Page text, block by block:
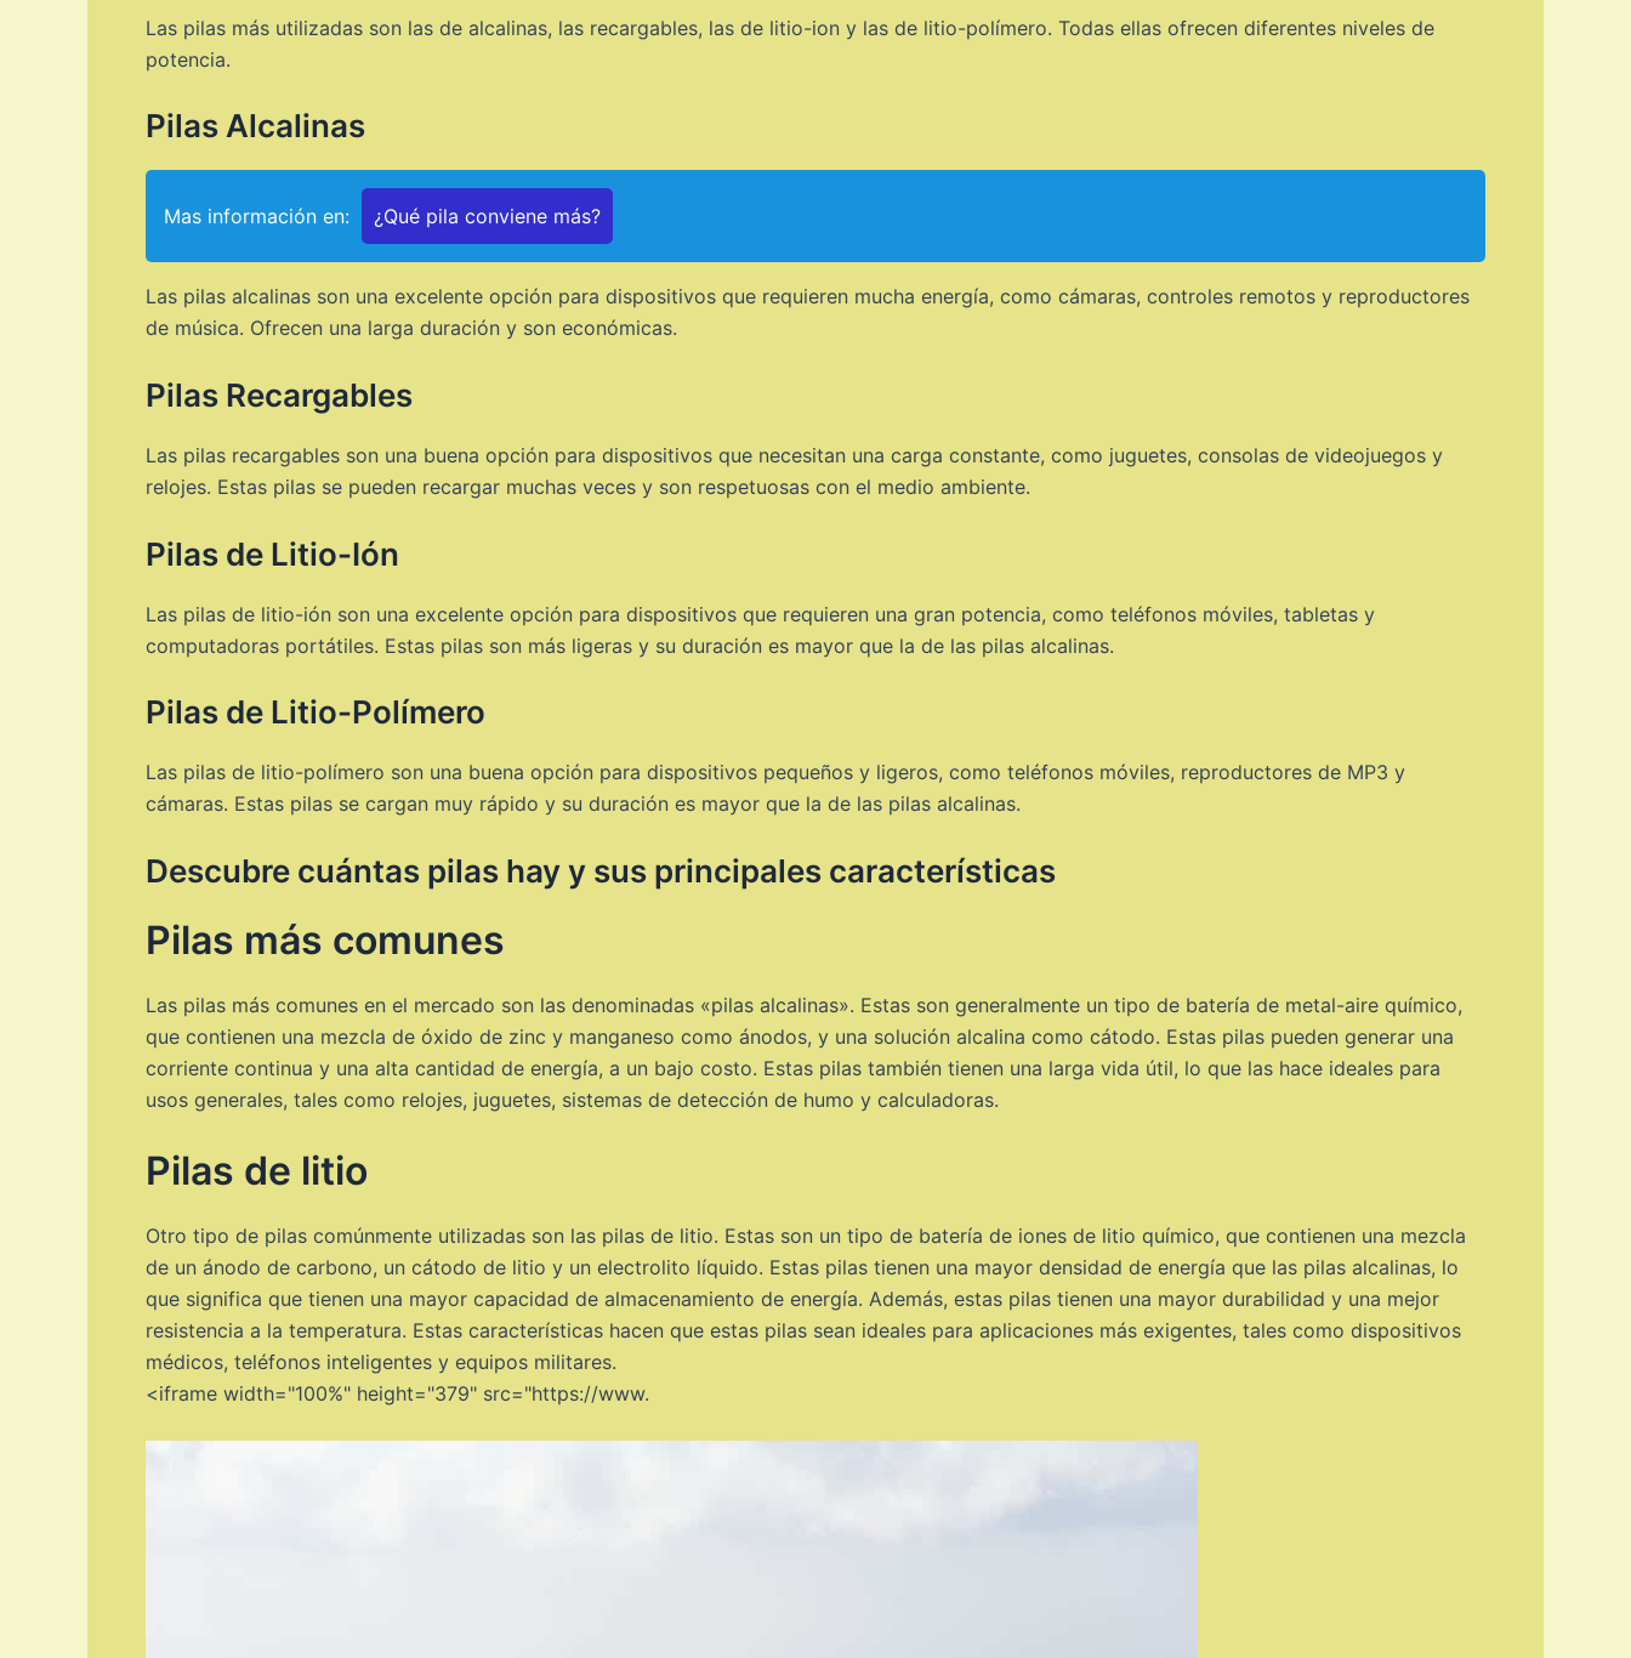
Las pilas más utilizadas son las de alcalinas, las recargables, las de litio-ion y las de litio-polímero. Todas ellas ofrecen diferentes niveles de
potencia.
Pilas Alcalinas
Mas información en: ¿Qué pila conviene más?
Las pilas alcalinas son una excelente opción para dispositivos que requieren mucha energía, como cámaras, controles remotos y reproductores
de música. Ofrecen una larga duración y son económicas.
Pilas Recargables
Las pilas recargables son una buena opción para dispositivos que necesitan una carga constante, como juguetes, consolas de videojuegos y
relojes. Estas pilas se pueden recargar muchas veces y son respetuosas con el medio ambiente.
Pilas de Litio-Ión
Las pilas de litio-ión son una excelente opción para dispositivos que requieren una gran potencia, como teléfonos móviles, tabletas y
computadoras portátiles. Estas pilas son más ligeras y su duración es mayor que la de las pilas alcalinas.
Pilas de Litio-Polímero
Las pilas de litio-polímero son una buena opción para dispositivos pequeños y ligeros, como teléfonos móviles, reproductores de MP3 y
cámaras. Estas pilas se cargan muy rápido y su duración es mayor que la de las pilas alcalinas.
Descubre cuántas pilas hay y sus principales características
Pilas más comunes
Las pilas más comunes en el mercado son las denominadas «pilas alcalinas». Estas son generalmente un tipo de batería de metal-aire químico,
que contienen una mezcla de óxido de zinc y manganeso como ánodos, y una solución alcalina como cátodo. Estas pilas pueden generar una
corriente continua y una alta cantidad de energía, a un bajo costo. Estas pilas también tienen una larga vida útil, lo que las hace ideales para
usos generales, tales como relojes, juguetes, sistemas de detección de humo y calculadoras.
Pilas de litio
Otro tipo de pilas comúnmente utilizadas son las pilas de litio. Estas son un tipo de batería de iones de litio químico, que contienen una mezcla
de un ánodo de carbono, un cátodo de litio y un electrolito líquido. Estas pilas tienen una mayor densidad de energía que las pilas alcalinas, lo
que significa que tienen una mayor capacidad de almacenamiento de energía. Además, estas pilas tienen una mayor durabilidad y una mejor
resistencia a la temperatura. Estas características hacen que estas pilas sean ideales para aplicaciones más exigentes, tales como dispositivos
médicos, teléfonos inteligentes y equipos militares.
<iframe width="100%" height="379" src="https://www.